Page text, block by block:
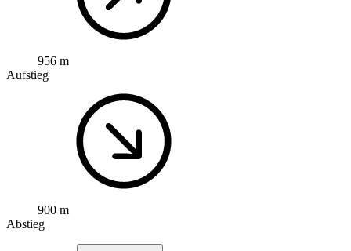
956 m
Aufstieg
900 m
Abstieg